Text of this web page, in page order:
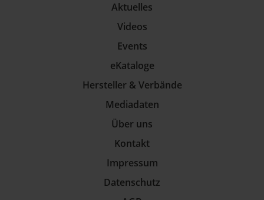
Aktuelles
Videos
Events
eKataloge
Hersteller & Verbände
Mediadaten
Über uns
Kontakt
Impressum
Datenschutz